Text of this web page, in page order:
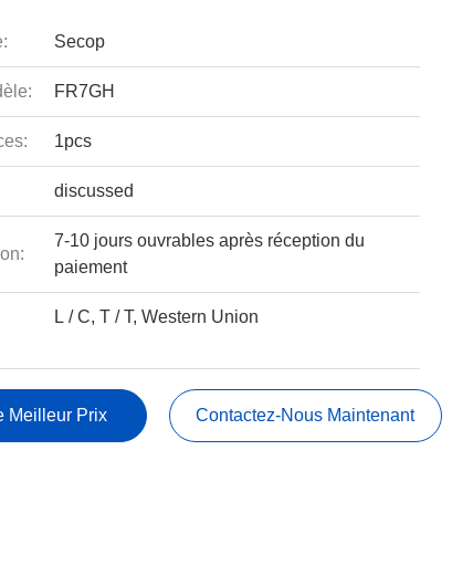
Secop
FR7GH
1pcs
discussed
7-10 jours ouvrables après réception du
paiement
L / C, T / T, Western Union
Meilleur Prix Contactez-Nous Maintenant